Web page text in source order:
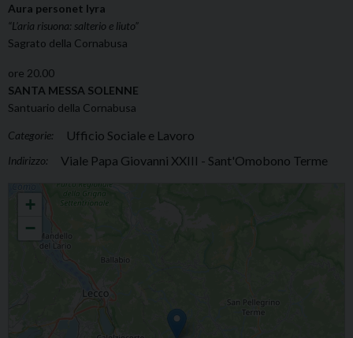
Aura personet lyra
“L’aria risuona: salterio e liuto”
Sagrato della Cornabusa
ore 20.00
SANTA MESSA SOLENNE
Santuario della Cornabusa
Categorie: Ufficio Sociale e Lavoro
Indirizzo: Viale Papa Giovanni XXIII - Sant'Omobono Terme
Giornata del Creato al Santuario della Cornabusa
+
−